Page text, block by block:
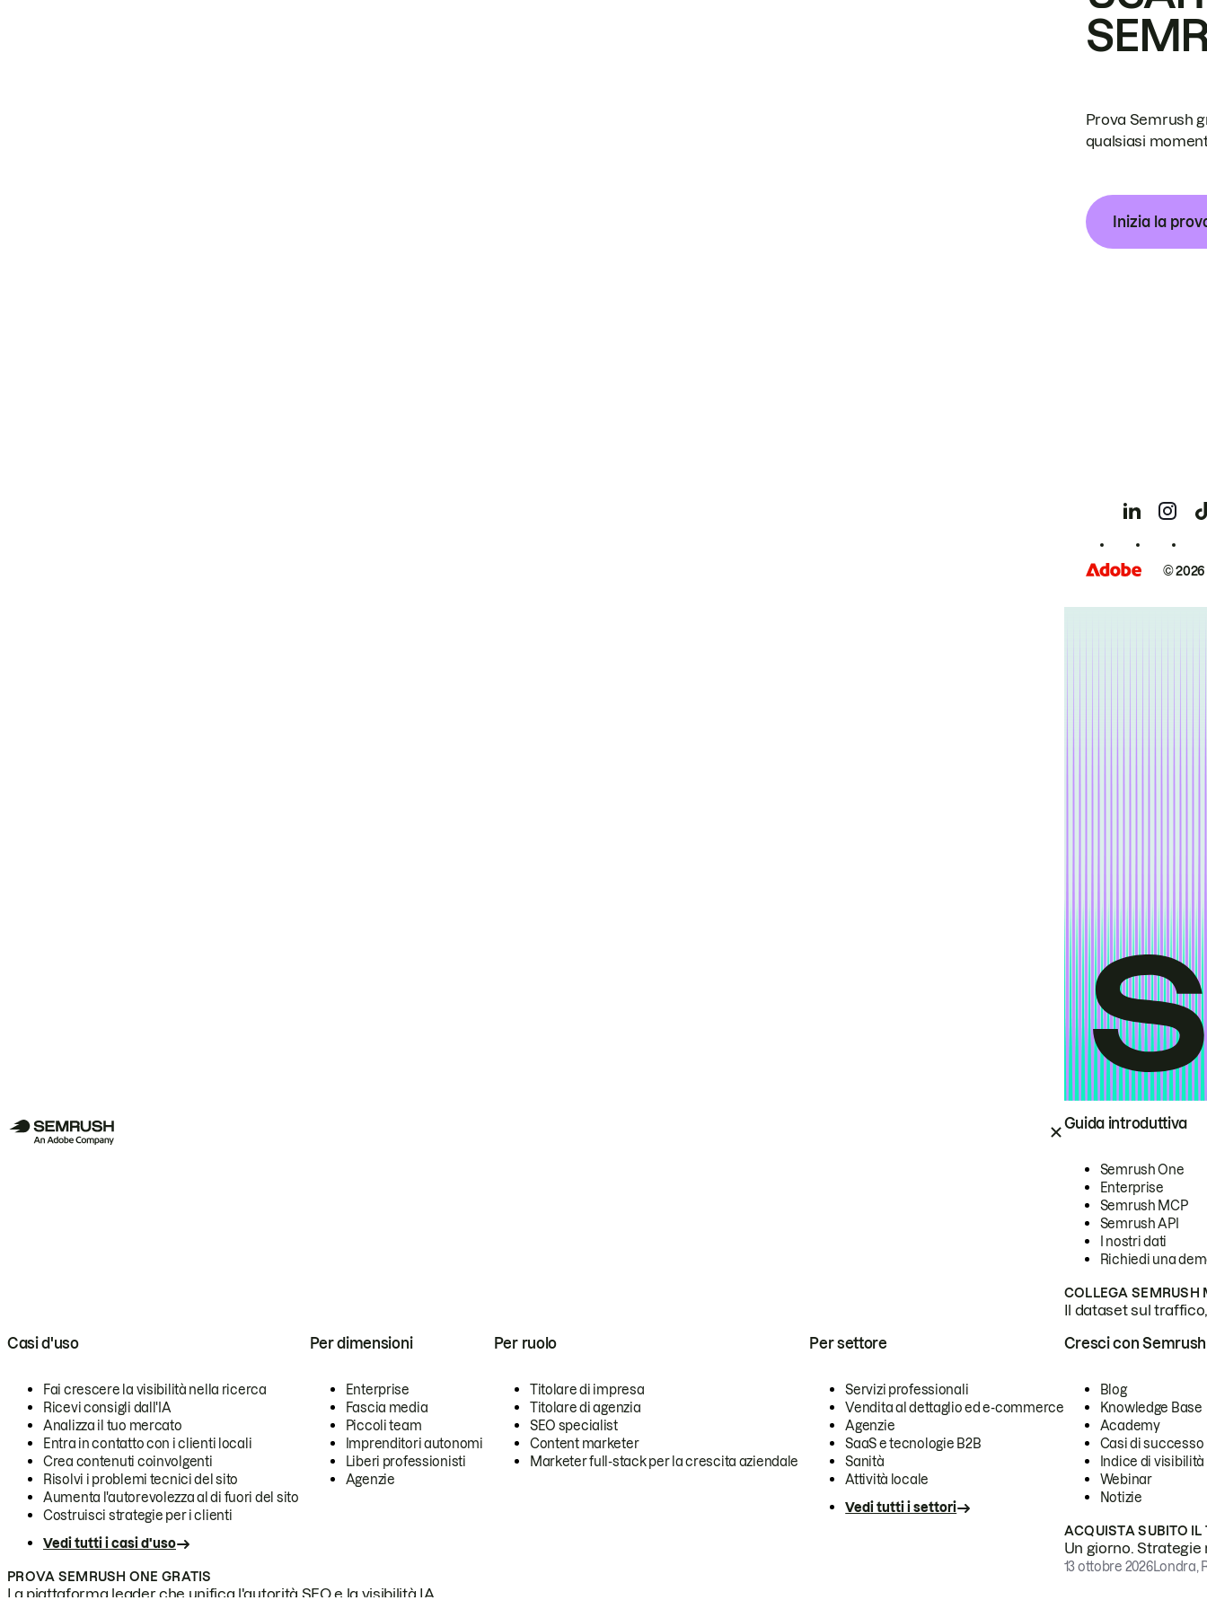
Guida introduttiva
Semrush One
Enterprise
Semrush MCP
Semrush API
I nostri dati
Richiedi una
COLLEGA SEMRUSH
Il dataset sul
Casi d'uso
Fai crescere la visibilità nella ricerca
Ricevi consigli dall'IA
Analizza il tuo mercato
Entra in contatto con i clienti locali
Crea contenuti coinvolgenti
Risolvi i problemi tecnici del sito
Aumenta l'autorevolezza al di fuori del sito
Costruisci strategie per i clienti
Vedi tutti i casi d'uso
Per dimensioni
Enterprise
Fascia media
Piccoli team
Imprenditori autonomi
Liberi professionisti
Agenzie
Per ruolo
Titolare di impresa
Titolare di agenzia
SEO specialist
Content marketer
Marketer full-stack per la crescita aziendale
Per settore
Servizi professionali
Vendita al dettaglio ed e-commerce
Agenzie
SaaS e tecnologie B2B
Sanità
Attività locale
Vedi tutti i settori
PROVA SEMRUSH ONE GRATIS
La piattaforma leader che unifica l'autorità SEO e la visibilità IA.
Cresci con Semrush
Blog
Knowledge Base
Academy
Casi di successo
Indice di visibilità
Webinar
Notizie
ACQUISTA SUBITO IL
Un giorno.
13 ottobre 2026Londra,
Prova Semrush
qualsiasi
Inizia la
©